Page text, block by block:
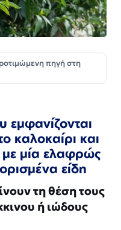
πηγή στη
καλοκαίρι και
με μία ελαφρώς
είδη
τη θέση τους
ή ιώδους